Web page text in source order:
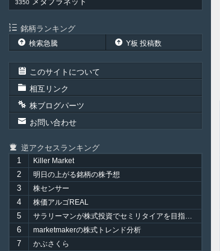
3350
銘柄ランキング
検索急騰 Y板 投稿数
このサイトについて
相互リンク
株ブログパーツ
お問い合わせ
逆アクセスランキング
1
Killer Market
2 明日の上がる銘柄の株予想
3 株センサー
4 株価アルゴREAL
5 サラリーマンが株式投資でセミリタイアを目指してみました。
6 marketmakerの株式トレンド分析
7
かぶさくら